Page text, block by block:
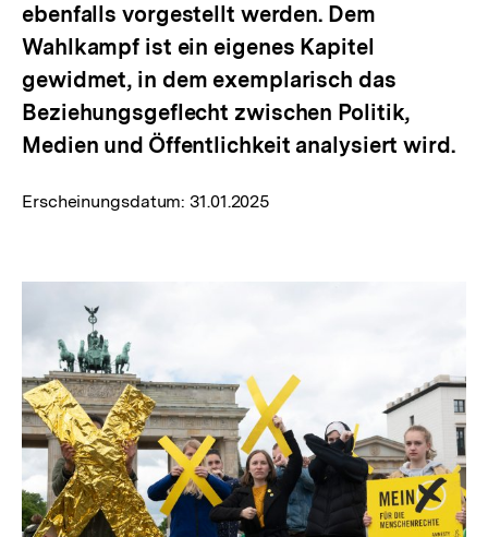
ebenfalls vorgestellt werden. Dem
Wahlkampf ist ein eigenes Kapitel
gewidmet, in dem exemplarisch das
Beziehungsgeflecht zwischen Politik,
Medien und Öffentlichkeit analysiert wird.
Erscheinungsdatum: 31.01.2025